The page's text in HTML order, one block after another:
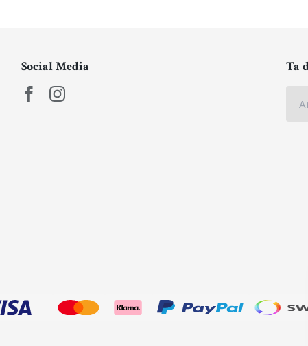
Social Media Ta